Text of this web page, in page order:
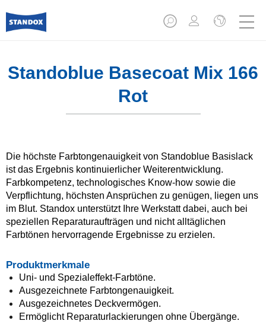
Standoblue Basecoat Mix 166
Rot
Die höchste Farbtongenauigkeit von Standoblue Basislack
ist das Ergebnis kontinuierlicher Weiterentwicklung.
Farbkompetenz, technologisches Know-how sowie die
Verpflichtung, höchsten Ansprüchen zu genügen, liegen uns
im Blut. Standox unterstützt Ihre Werkstatt dabei, auch bei
speziellen Reparaturaufträgen und nicht alltäglichen
Farbtönen hervorragende Ergebnisse zu erzielen.
Produktmerkmale
Uni- und Spezialeffekt-Farbtöne.
Ausgezeichnete Farbtongenauigkeit.
Ausgezeichnetes Deckvermögen.
Ermöglicht Reparaturlackierungen ohne Übergänge.